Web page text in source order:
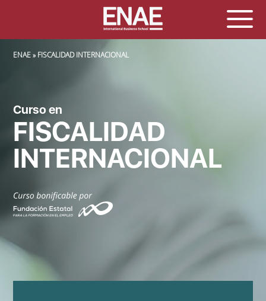
SOBRESCRIBIR ENLACES DE AYUDA A LA NAVEGACIÓN
ENAE FISCALIDAD INTERNACIONAL
Curso en
FISCALIDAD
INTERNACIONAL